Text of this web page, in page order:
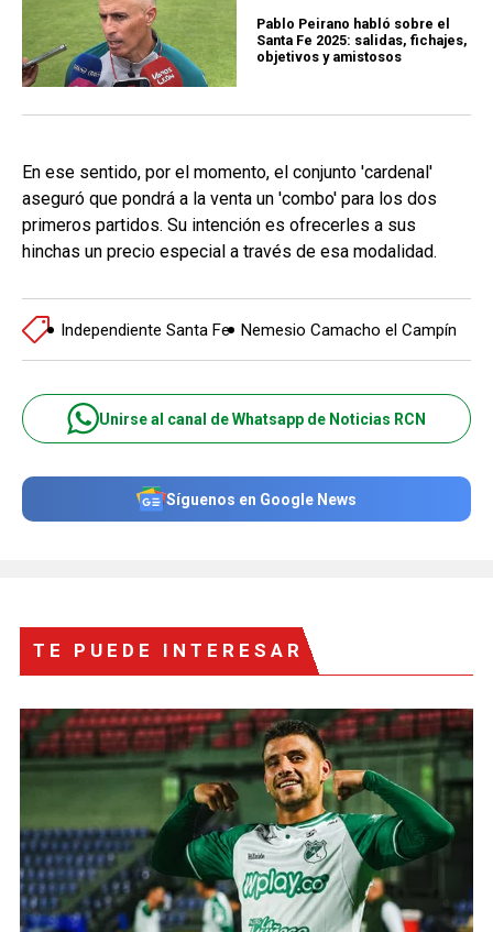
Pablo Peirano habló sobre el
Santa Fe 2025: salidas, fichajes,
objetivos y amistosos
En ese sentido, por el momento, el conjunto 'cardenal'
aseguró que pondrá a la venta un 'combo' para los dos
primeros partidos. Su intención es ofrecerles a sus
hinchas un precio especial a través de esa modalidad.
Independiente Santa Fe Nemesio Camacho el Campín
Unirse al canal de Whatsapp de Noticias RCN
Síguenos en Google News
TE PUEDE INTERESAR